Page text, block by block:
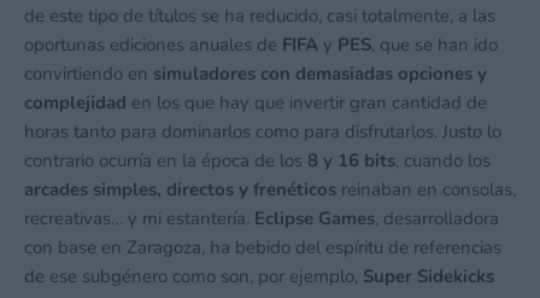
de este tipo de títulos se ha reducido, casi totalmente, a las
oportunas ediciones anuales de FIFA y PES, que se han ido
convirtiendo en simuladores con demasiadas opciones y
complejidad en los que hay que invertir gran cantidad de
horas tanto para dominarlos como para disfrutarlos. Justo lo
contrario ocurría en la época de los 8 y 16 bits, cuando los
arcades simples, directos y frenéticos reinaban en consolas,
recreativas… y mi estantería. Eclipse Games, desarrolladora
con base en Zaragoza, ha bebido del espíritu de referencias
de ese subgénero como son, por ejemplo, Super Sidekicks